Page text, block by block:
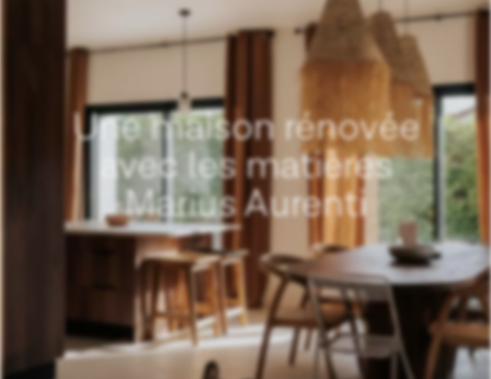
Une maison rénovée
avec les matières
Marius Aurenti